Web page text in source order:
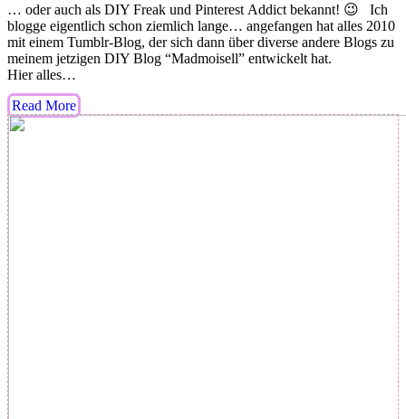
… oder auch als DIY Freak und Pinterest Addict bekannt! 😉 Ich
blogge eigentlich schon ziemlich lange… angefangen hat alles 2010
mit einem Tumblr-Blog, der sich dann über diverse andere Blogs zu
meinem jetzigen DIY Blog “Madmoisell” entwickelt hat.
Hier alles…
Read More